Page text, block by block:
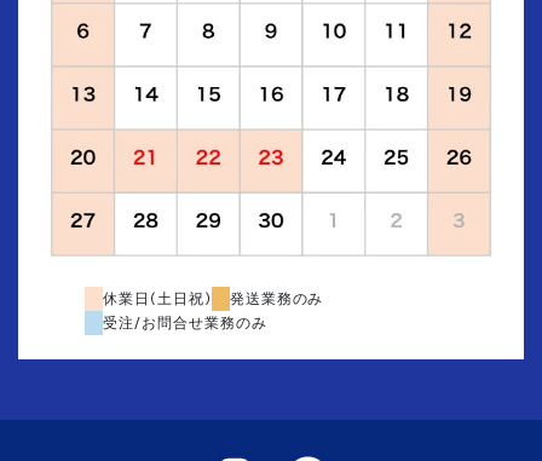
休業日(土日祝)
発送業務のみ
受注/お問合せ業務のみ